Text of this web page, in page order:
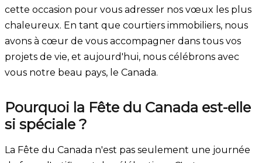
cette occasion pour vous adresser nos vœux les plus
chaleureux. En tant que courtiers immobiliers, nous
avons à cœur de vous accompagner dans tous vos
projets de vie, et aujourd'hui, nous célébrons avec
vous notre beau pays, le Canada.
Pourquoi la Fête du Canada est-elle
si spéciale ?
La Fête du Canada n'est pas seulement une journée